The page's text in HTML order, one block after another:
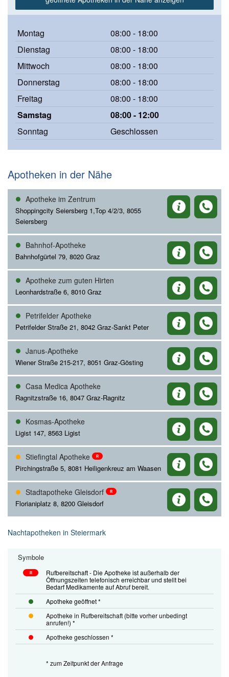
Montag
08:00 - 18:00
Dienstag
08:00 - 18:00
Mittwoch
08:00 - 18:00
Donnerstag
08:00 - 18:00
Freitag
08:00 - 18:00
Samstag
08:00 - 12:00
Sonntag
Geschlossen
Apotheken in der Nähe
Apotheke im Zentrum
Shoppingcity Seiersberg 1,Top 4/2/3, 8055
Seiersberg
Bahnhof-Apotheke
Bahnhofgürtel 79, 8020 Graz
Apotheke zum guten Hirten
Leonhardstraße 6, 8010 Graz
Petrifelder Apotheke
Petrifelder Straße 21, 8042 Graz-Sankt Peter
Janus-Apotheke
Wiener Straße 215-217, 8051 Graz-Gösting
Casa Medica Apotheke
Ragnitzstraße 16, 8047 Graz-Ragnitz
Kosmas-Apotheke
Ligist 147, 8563 Ligist
Stiefingtal Apotheke R
Pirchingstraße 5, 8081 Heiligenkreuz am Waasen
Stadtapotheke Gleisdorf R
Florianiplatz 8, 8200 Gleisdorf
Nachtapotheken in Steiermark
Symbole
R
Rufbereitschaft - Die Apotheke ist außerhalb der
Öffnungszeiten telefonisch erreichbar und stellt bei
Bedarf Medikamente auf Abruf bereit.
Apotheke geöffnet *
Apotheke in Rufbereitschaft (bitte vorher unbedingt
anrufen!) *
Apotheke geschlossen *
* zum Zeitpunkt der Anfrage